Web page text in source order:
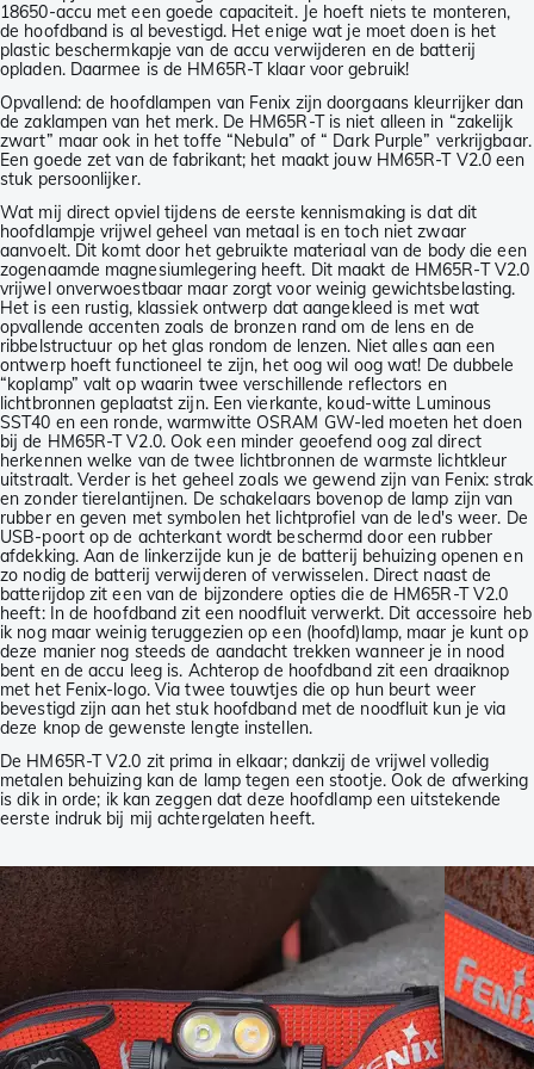
18650-accu met een goede capaciteit. Je hoeft niets te monteren,
de hoofdband is al bevestigd. Het enige wat je moet doen is het
plastic beschermkapje van de accu verwijderen en de batterij
opladen. Daarmee is de HM65R-T klaar voor gebruik!
Opvallend: de hoofdlampen van Fenix zijn doorgaans kleurrijker dan
de zaklampen van het merk. De HM65R-T is niet alleen in “zakelijk
zwart” maar ook in het toffe “Nebula” of “ Dark Purple” verkrijgbaar.
Een goede zet van de fabrikant; het maakt jouw HM65R-T V2.0 een
stuk persoonlijker.
Wat mij direct opviel tijdens de eerste kennismaking is dat dit
hoofdlampje vrijwel geheel van metaal is en toch niet zwaar
aanvoelt. Dit komt door het gebruikte materiaal van de body die een
zogenaamde magnesiumlegering heeft. Dit maakt de HM65R-T V2.0
vrijwel onverwoestbaar maar zorgt voor weinig gewichtsbelasting.
Het is een rustig, klassiek ontwerp dat aangekleed is met wat
opvallende accenten zoals de bronzen rand om de lens en de
ribbelstructuur op het glas rondom de lenzen. Niet alles aan een
ontwerp hoeft functioneel te zijn, het oog wil oog wat! De dubbele
“koplamp” valt op waarin twee verschillende reflectors en
lichtbronnen geplaatst zijn. Een vierkante, koud-witte Luminous
SST40 en een ronde, warmwitte OSRAM GW-led moeten het doen
bij de HM65R-T V2.0. Ook een minder geoefend oog zal direct
herkennen welke van de twee lichtbronnen de warmste lichtkleur
uitstraalt. Verder is het geheel zoals we gewend zijn van Fenix: strak
en zonder tierelantijnen. De schakelaars bovenop de lamp zijn van
rubber en geven met symbolen het lichtprofiel van de led's weer. De
USB-poort op de achterkant wordt beschermd door een rubber
afdekking. Aan de linkerzijde kun je de batterij behuizing openen en
zo nodig de batterij verwijderen of verwisselen. Direct naast de
batterijdop zit een van de bijzondere opties die de HM65R-T V2.0
heeft: In de hoofdband zit een noodfluit verwerkt. Dit accessoire heb
ik nog maar weinig teruggezien op een (hoofd)lamp, maar je kunt op
deze manier nog steeds de aandacht trekken wanneer je in nood
bent en de accu leeg is. Achterop de hoofdband zit een draaiknop
met het Fenix-logo. Via twee touwtjes die op hun beurt weer
bevestigd zijn aan het stuk hoofdband met de noodfluit kun je via
deze knop de gewenste lengte instellen.
De HM65R-T V2.0 zit prima in elkaar; dankzij de vrijwel volledig
metalen behuizing kan de lamp tegen een stootje. Ook de afwerking
is dik in orde; ik kan zeggen dat deze hoofdlamp een uitstekende
eerste indruk bij mij achtergelaten heeft.